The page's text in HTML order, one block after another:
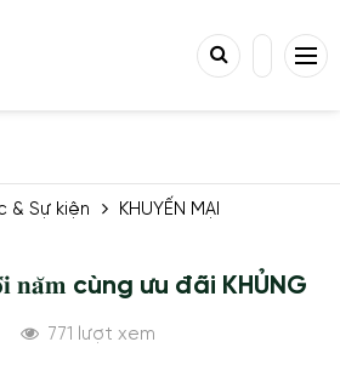
& Sự kiện KHUYẾN MẠI
𝐧𝐚̆𝐦 cùng ưu đãi KHỦNG
771 lượt xem